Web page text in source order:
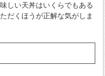
しい天丼はいくらでもある
だくほうが正解な気がしま